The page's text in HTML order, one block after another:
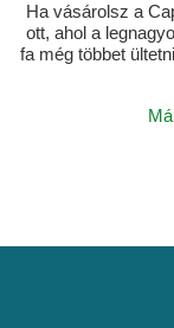
Ha vásárolsz a
ott, ahol a
fa még többet